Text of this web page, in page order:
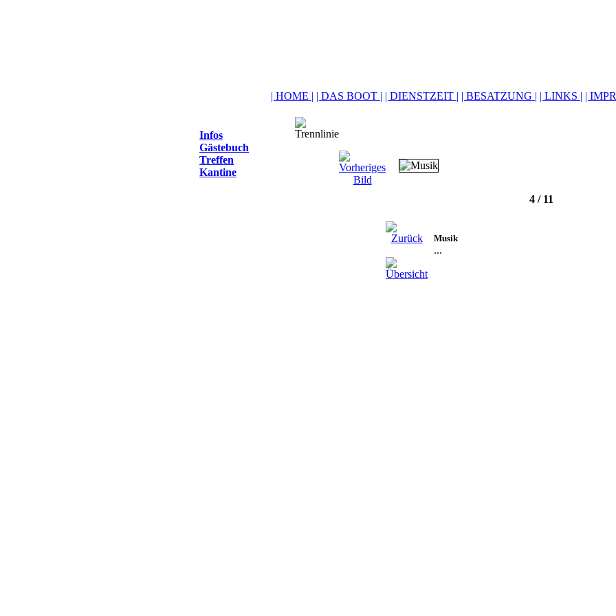
| HOME | | DAS BOOT | | DIENSTZEIT | | BESATZUNG | | LINKS | |
Infos
Gästebuch
Treffen
Kantine
4 / 11
Musik
...